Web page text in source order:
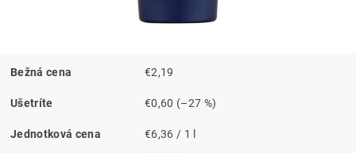
Bežná cena €2,19
Ušetríte €0,60 (–27 %)
Jednotková cena €6,36 / 1 l